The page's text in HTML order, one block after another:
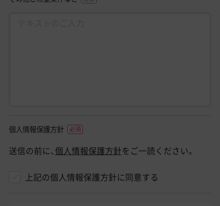
個人情報保護方針
送信の前に、 個人情報保護方針をご一読ください。
上記の個人情報保護方針に同意する